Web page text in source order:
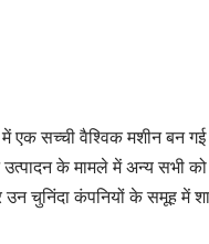
एक सच्ची वैश्विक मशीन बन
उत्पादन के मामले में अन्य
चुनिंदा कंपनियों के समूह में